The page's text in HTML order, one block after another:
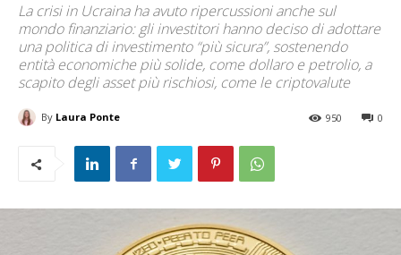
La crisi in Ucraina ha avuto ripercussioni anche sul
mondo finanziario: gli investitori hanno deciso di adottare
una politica di investimento “più sicura”, sostenendo
entità economiche più solide, come dollaro e petrolio, a
scapito degli asset più rischiosi, come le criptovalute
By Laura Ponte 0
950